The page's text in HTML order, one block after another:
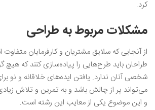
کرد.
مشکلات مربوط به طراحی
از آنجایی که سلایق مشتریان و کارفرمایان
طراحان باید طرح‌هایی را پیاده‌سازی کنند که هیچ
شخصی آنان ندارد. یافتن ایده‌های خلاقانه و نو
می‌تواند پر از چالش باشد و به تمرین و تلاش
و این موضوع یکی از معایب این رشته است.